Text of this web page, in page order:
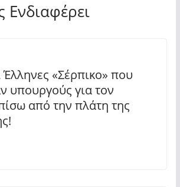
Ενδιαφέρει
«Σέρπικο» που
υπουργούς για τον
από την πλάτη της